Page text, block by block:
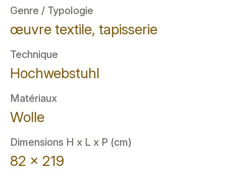
Genre / Typologie
œuvre textile, tapisserie
Technique
Hochwebstuhl
Matériaux
Wolle
Dimensions H x L x P (cm)
82 x 219